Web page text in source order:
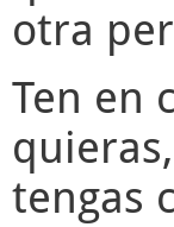
otra
Ten en
tengas